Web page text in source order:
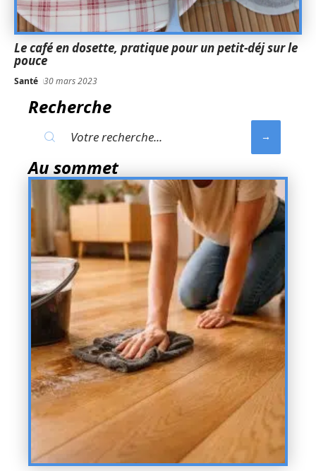
Le café en dosette, pratique pour un petit-déj sur le
pouce
Santé 30 mars 2023
Recherche
Au sommet